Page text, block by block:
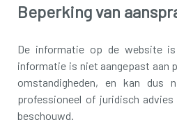
Beperking van
De informatie op de website is
informatie is niet aangepast aan
omstandigheden, en kan dus
professioneel of juridisch advies
beschouwd.